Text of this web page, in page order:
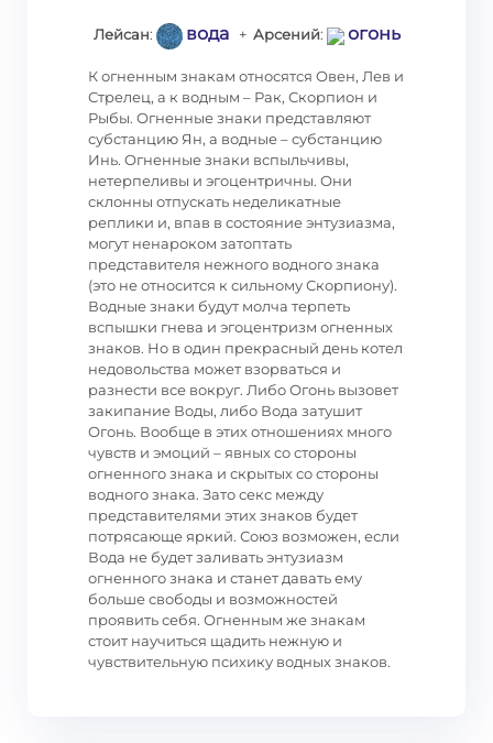
Лейсан: вода+ Арсений: огонь
К огненным знакам относятся Овен, Лев и
Стрелец, а к водным – Рак, Скорпион и
Рыбы. Огненные знаки представляют
субстанцию Ян, а водные – субстанцию
Инь. Огненные знаки вспыльчивы,
нетерпеливы и эгоцентричны. Они
склонны отпускать неделикатные
реплики и, впав в состояние энтузиазма,
могут ненароком затоптать
представителя нежного водного знака
(это не относится к сильному Скорпиону).
Водные знаки будут молча терпеть
вспышки гнева и эгоцентризм огненных
знаков. Но в один прекрасный день котел
недовольства может взорваться и
разнести все вокруг. Либо Огонь вызовет
закипание Воды, либо Вода затушит
Огонь. Вообще в этих отношениях много
чувств и эмоций – явных со стороны
огненного знака и скрытых со стороны
водного знака. Зато секс между
представителями этих знаков будет
потрясающе яркий. Союз возможен, если
Вода не будет заливать энтузиазм
огненного знака и станет давать ему
больше свободы и возможностей
проявить себя. Огненным же знакам
стоит научиться щадить нежную и
чувствительную психику водных знаков.